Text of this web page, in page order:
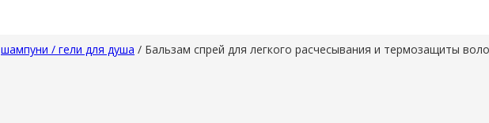
шампуни / гели для душа / Бальзам спрей для легкого расчесывания и термозащиты